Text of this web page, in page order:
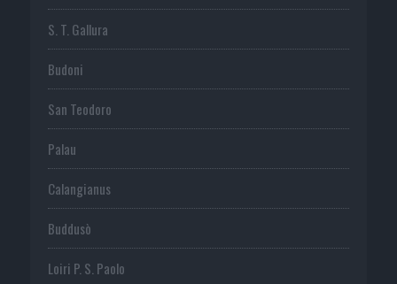
S. T. Gallura
Budoni
San Teodoro
Palau
Calangianus
Buddusò
Loiri P. S. Paolo